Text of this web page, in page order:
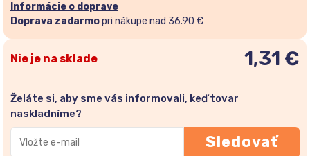
Informácie o doprave
Doprava zadarmopri nákupe nad 36.90 €
Nie je na sklade 1,31 €
Želáte si, aby sme vás informovali, keď tovar
naskladníme?
Sledovať